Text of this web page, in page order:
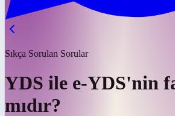
Sıkça Sorulan Sorular
YDS ile e-YDS'nin
mıdır?